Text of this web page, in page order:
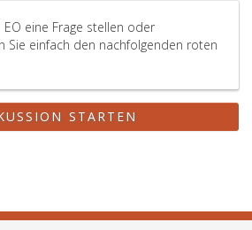
eine Frage stellen oder
Sie einfach den nachfolgenden roten
STARTEN